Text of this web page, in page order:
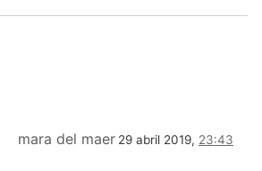
mara del maer 29 abril 2019, 23:43